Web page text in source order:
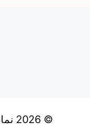
© 2026 نماذج العرب